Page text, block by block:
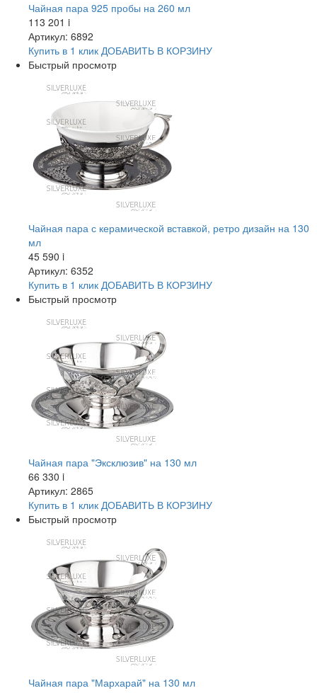
Чайная пара 925 пробы на 260 мл
113 201 i
Артикул: 6892
Купить в 1 клик ДОБАВИТЬ В КОРЗИНУ
Быстрый просмотр
Чайная пара с керамической вставкой, ретро дизайн на 130
мл
45 590 i
Артикул: 6352
Купить в 1 клик ДОБАВИТЬ В КОРЗИНУ
Быстрый просмотр
Чайная пара "Эксклюзив" на 130 мл
66 330 i
Артикул: 2865
Купить в 1 клик ДОБАВИТЬ В КОРЗИНУ
Быстрый просмотр
Чайная пара "Мархарай" на 130 мл